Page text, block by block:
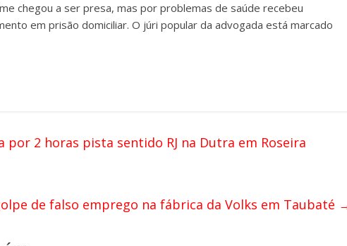
chegou a ser presa, mas por problemas de saúde recebeu
em prisão domiciliar. O júri popular da advogada está marcado
2 horas pista sentido RJ na Dutra em Roseira
de falso emprego na fábrica da Volks em Taubaté